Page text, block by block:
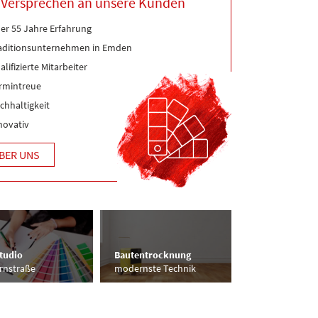
55 Jahre Erfahrung
in Emden
Mitarbeiter
UNS
Bautentrocknung
modernste Technik